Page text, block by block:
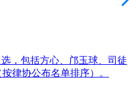
，包括方心、邝玉球、司徒
律协公布名单排序）。